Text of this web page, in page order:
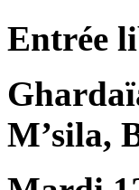
Entrée
M’sila,